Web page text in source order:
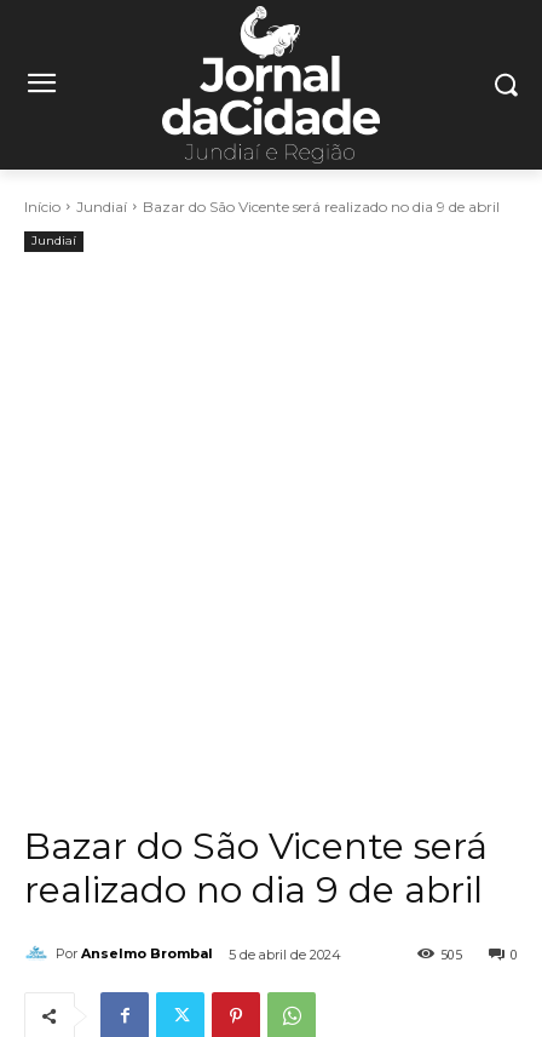
Início Jundiaí Bazar do São Vicente será realizado no dia 9 de abril
Jundiaí
Bazar do São Vicente será
realizado no dia 9 de abril
Por Anselmo Brombal 5 de abril de 2024 0
505